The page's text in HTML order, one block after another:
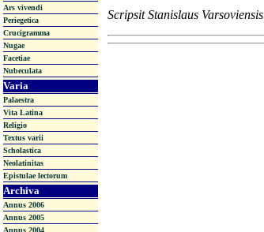
Ars vivendi
Periegetica
Crucigramma
Nugae
Facetiae
Nubeculata
Varia
Palaestra
Vita Latina
Religio
Textus varii
Scholastica
Neolatinitas
Epistulae lectorum
Archiva
Annus 2006
Annus 2005
Annus 2004
Scripsit Stanislaus Varsoviensis